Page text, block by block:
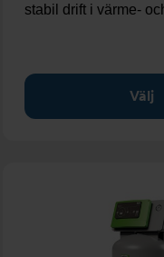
stabil drift i värme-
Välj